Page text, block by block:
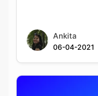
Ankita
06-04-2021